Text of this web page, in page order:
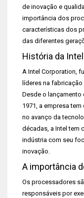
de inovação e
importância dos
características dos
das diferentes
História da Intel
A Intel Corporation,
líderes na
Desde o lançamento
1971, a empresa
no avanço da
décadas, a Intel tem
indústria com seu
inovação.
A importância
Os processadores
responsáveis por